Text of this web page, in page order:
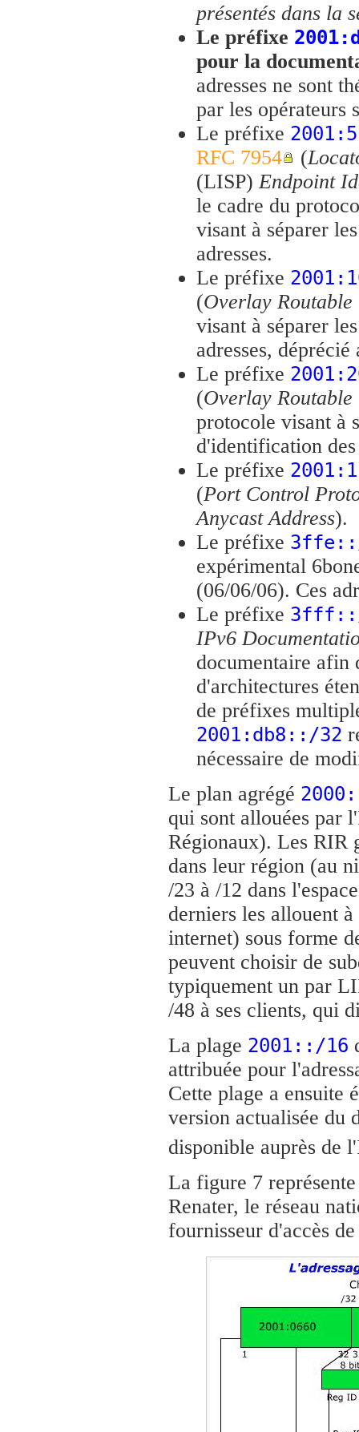
présentés dans la
Le préfixe
pour la
adresses ne sont
par les opérateurs
Le préfixe
RFC 7954 (
(LISP)Endpoint
le cadre du
visant à séparer
adresses.
Le préfixe
(Overlay
visant à séparer
adresses,
Le préfixe
(Overlay
protocole visant à
d'identification des
Le préfixe
(Port Control
Anycast Address).
Le préfixe
expérimental
(06/06/06). Ces
Le préfixe
IPv6
documentaire afin
d'architectures
de préfixes
2001:db8::/32
nécessaire de
Le plan agrégé
qui sont allouées par
Régionaux). Les RIR
dans leur région (au
/23 à /12 dans
derniers les allouent
internet) sous forme
peuvent choisir de
typiquement un par
/48 à ses clients, qui
La plage 2001::/16
attribuée pour
Cette plage a ensuite
version actualisée du
disponible auprès de
La figure 7
Renater, le réseau
fournisseur d'accès